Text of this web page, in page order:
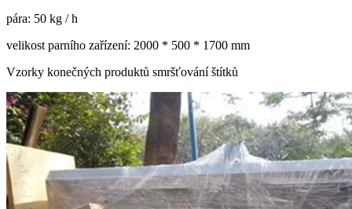
pára: 50 kg / h
velikost parního zařízení: 2000 * 500 * 1700 mm
Vzorky konečných produktů smršťování štítků